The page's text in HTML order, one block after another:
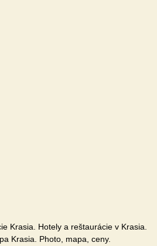
Krasia. Hotely a reštaurácie v Krasia.
Krasia. Photo, mapa, ceny.